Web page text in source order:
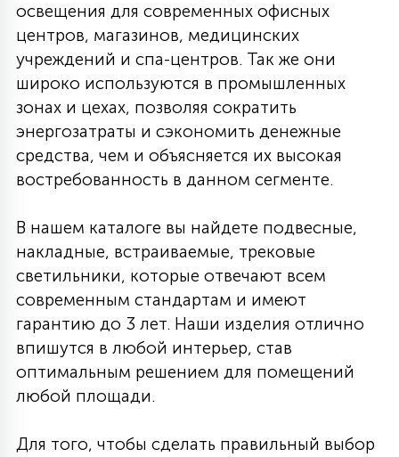
освещения для современных офисных
центров, магазинов, медицинских
учреждений и спа-центров. Так же они
широко используются в промышленных
зонах и цехах, позволяя сократить
энергозатраты и сэкономить денежные
средства, чем и объясняется их высокая
востребованность в данном сегменте.
В нашем каталоге вы найдете подвесные,
накладные, встраиваемые, трековые
светильники, которые отвечают всем
современным стандартам и имеют
гарантию до 3 лет. Наши изделия отлично
впишутся в любой интерьер, став
оптимальным решением для помещений
любой площади.
Для того, чтобы сделать правильный выбор